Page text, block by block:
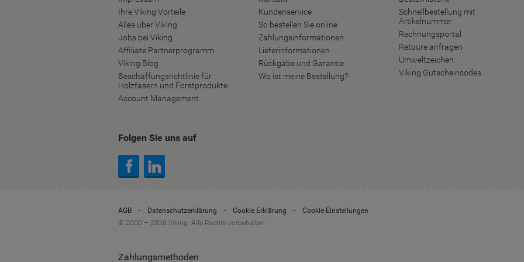
Ihre Viking Vorteile
Alles über Viking
Jobs bei Viking
Affiliate Partnerprogramm
Viking Blog
Beschaffungsrichtlinie für
Holzfasern und Forstprodukte
Account Management
Kundenservice
So bestellen Sie online
Zahlungsinformationen
Lieferinformationen
Rückgabe und Garantie
Wo ist meine Bestellung?
Schnellbestellung mit
Artikelnummer
Rechnungsportal
Retoure anfragen
Umweltzeichen
Viking Gutscheincodes
Folgen Sie uns auf
AGB Datenschutzerklärung Cookie Erklärung
Cookie-Einstellungen
© 2000 – 2026 Viking. Alle Rechte vorbehalten
Zahlungsmethoden